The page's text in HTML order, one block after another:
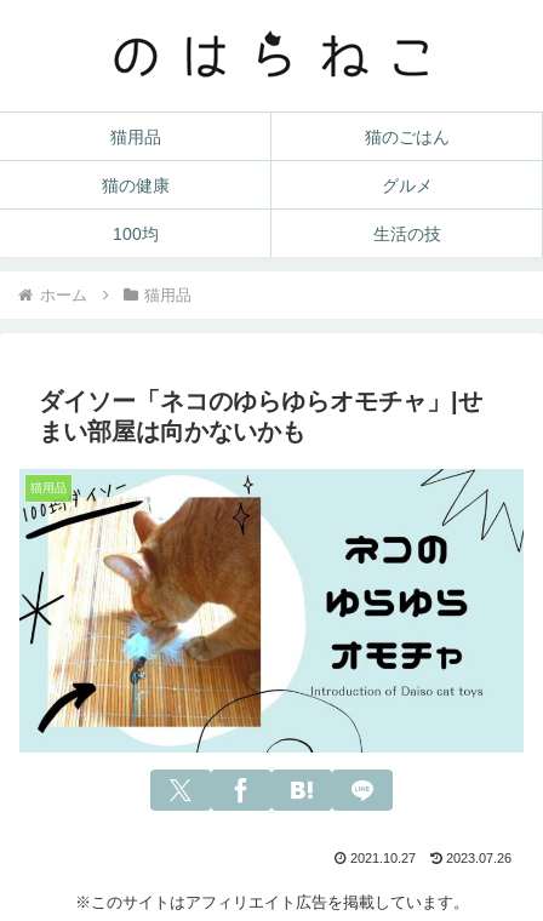
猫用品 猫のごはん
猫の健康 グルメ
100均 生活の技
ホーム 猫用品
ダイソー「ネコのゆらゆらオモチャ」|せ
まい部屋は向かないかも
猫用品
2021.10.27 2023.07.26
※このサイトはアフィリエイト広告を掲載しています。